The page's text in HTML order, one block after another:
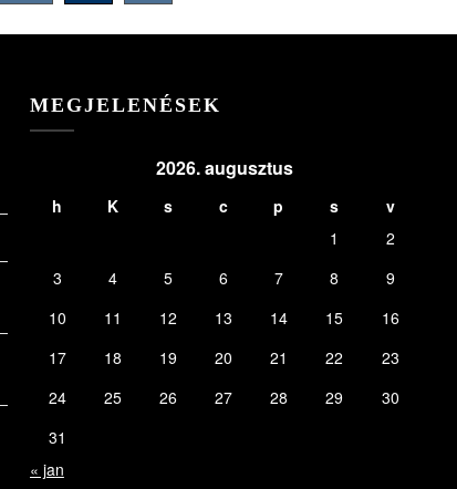
MEGJELENÉSEK
2026. augusztus
h K s c p s
v
1
2
3
4 5 6 7 8
9
10
11 12 13 14 15
16
17
18 19 20 21 22
23
24
25 26 27 28 29
30
31
« jan